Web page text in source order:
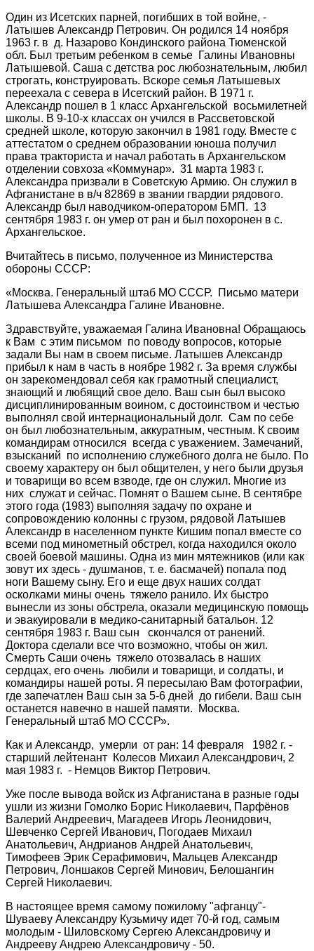
Один из Исетских парней, погибших в той войне, -
Латышев Александр Петрович. Он родился 14 ноября
1963 г. в д. Назарово Кондинского района Тюменской
обл. Был третьим ребенком в семье Галины Ивановны
Латышевой. Саша с детства рос любознательным, любил
строгать, конструировать. Вскоре семья Латышевых
переехала с севера в Исетский район. В 1971 г.
Александр пошел в 1 класс Архангельской восьмилетней
школы. В 9-10-х классах он учился в Рассветовской
средней школе, которую закончил в 1981 году. Вместе с
аттестатом о среднем образовании юноша получил
права тракториста и начал работать в Архангельском
отделении совхоза «Коммунар». 31 марта 1983 г.
Александра призвали в Советскую Армию. Он служил в
Афганистане в в/ч 82869 в звании гвардии рядового.
Александр был наводчиком-оператором БМП. 13
сентября 1983 г. он умер от ран и был похоронен в с.
Архангельское.
Вчитайтесь в письмо, полученное из Министерства
обороны СССР:
«Москва. Генеральный штаб МО СССР. Письмо матери
Латышева Александра Галине Ивановне.
Здравствуйте, уважаемая Галина Ивановна! Обращаюсь
к Вам с этим письмом по поводу вопросов, которые
задали Вы нам в своем письме. Латышев Александр
прибыл к нам в часть в ноябре 1982 г. За время службы
он зарекомендовал себя как грамотный специалист,
знающий и любящий свое дело. Ваш сын был высоко
дисциплинированным воином, с достоинством и честью
выполнял свой интернациональный долг. Сам по себе
он был любознательным, аккуратным, честным. К своим
командирам относился всегда с уважением. Замечаний,
взысканий по исполнению служебного долга не было. По
своему характеру он был общителен, у него были друзья
и товарищи во всем взводе, где он служил. Многие из
них служат и сейчас. Помнят о Вашем сыне. В сентябре
этого года (1983) выполняя задачу по охране и
сопровождению колонны с грузом, рядовой Латышев
Александр в населенном пункте Кишим попал вместе со
всеми под минометный обстрел, когда находился около
своей боевой машины. Одна из мин мятежников (или как
зовут их здесь - душманов, т. е. басмачей) попала под
ноги Вашему сыну. Его и еще двух наших солдат
осколками мины очень тяжело ранило. Их быстро
вынесли из зоны обстрела, оказали медицинскую помощь
и эвакуировали в медико-санитарный батальон. 12
сентября 1983 г. Ваш сын скончался от ранений.
Доктора сделали все что возможно, чтобы он жил.
Смерть Саши очень тяжело отозвалась в наших
сердцах, его очень любили и товарищи, и солдаты, и
командиры нашей роты. Я пересылаю Вам фотографии,
где запечатлен Ваш сын за 5-6 дней до гибели. Ваш сын
останется навечно в нашей памяти. Москва.
Генеральный штаб МО СССР».
Как и Александр, умерли от ран: 14 февраля 1982 г. -
старший лейтенант Колесов Михаил Александрович, 2
мая 1983 г. - Немцов Виктор Петрович.
Уже после вывода войск из Афганистана в разные годы
ушли из жизни Гомолко Борис Николаевич, Парфёнов
Валерий Андреевич, Магадеев Игорь Леонидович,
Шевченко Сергей Иванович, Погодаев Михаил
Анатольевич, Андрианов Андрей Анатольевич,
Тимофеев Эрик Серафимович, Мальцев Александр
Петрович, Лоншаков Сергей Минович, Белошангин
Сергей Николаевич.
В настоящее время самому пожилому "афганцу"-
Шуваеву Александру Кузьмичу идет 70-й год, самым
молодым - Шиловскому Сергею Александровичу и
Андрееву Андрею Александровичу - 50.